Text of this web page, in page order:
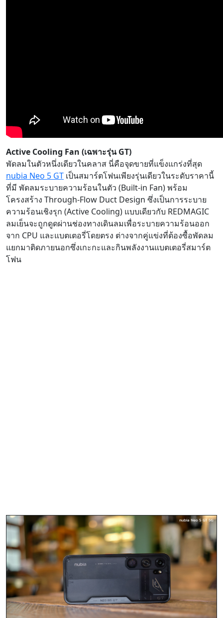
Active Cooling Fan (เฉพาะรุ่น GT)
พัดลมในตัวหนึ่งเดียวในคลาส นี่คือจุดขายที่แข็งแกร่งที่สุด
nubia Neo 5 GT เป็นสมาร์ตโฟนเพียงรุ่นเดียวในระดับราคานี้
ที่มี พัดลมระบายความร้อนในตัว (Built-in Fan) พร้อม
โครงสร้าง Through-Flow Duct Design ซึ่งเป็นการระบาย
ความร้อนเชิงรุก (Active Cooling) แบบเดียวกับ REDMAGIC
ลมเย็นจะถูกดูดผ่านช่องทางเดินลมเพื่อระบายความร้อนออก
จาก CPU และแบตเตอรี่โดยตรง ต่างจากคู่แข่งที่ต้องซื้อพัดลม
แยกมาติดภายนอกซึ่งเกะกะและกินพลังงานแบตเตอรี่สมาร์ต
โฟน